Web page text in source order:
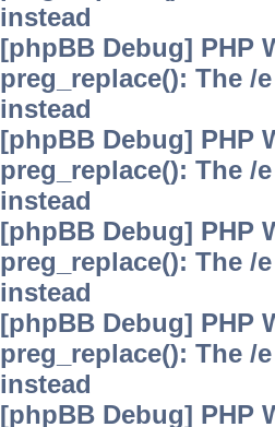
instead
[phpBB Debug] PHP
preg_replace(): The
instead
[phpBB Debug] PHP
preg_replace(): The
instead
[phpBB Debug] PHP
preg_replace(): The
instead
[phpBB Debug] PHP
preg_replace(): The
instead
[phpBB Debug] PHP